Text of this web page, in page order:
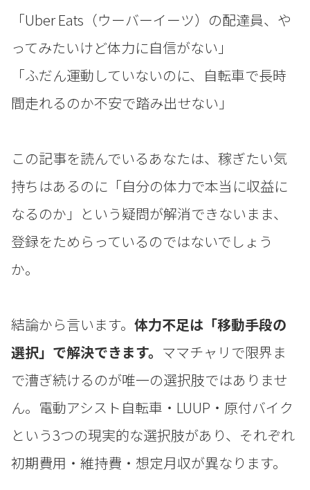
「Uber Eats（ウーバーイーツ）の配達員、や
ってみたいけど体力に自信がない」
「ふだん運動していないのに、自転車で長時
間走れるのか不安で踏み出せない」
この記事を読んでいるあなたは、稼ぎたい気
持ちはあるのに「自分の体力で本当に収益に
なるのか」という疑問が解消できないまま、
登録をためらっているのではないでしょう
か。
結論から言います。 体力不足は「移動手段の
選択」で解決できます。 ママチャリで限界ま
で漕ぎ続けるのが唯一の選択肢ではありませ
ん。電動アシスト自転車・LUUP・原付バイク
という3つの現実的な選択肢があり、それぞれ
初期費用・維持費・想定月収が異なります。